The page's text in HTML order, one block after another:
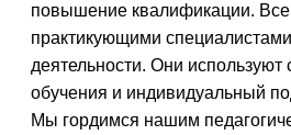
повышение квалификации.
практикующими
деятельности. Они
обучения и индивидуальный
Мы гордимся нашим